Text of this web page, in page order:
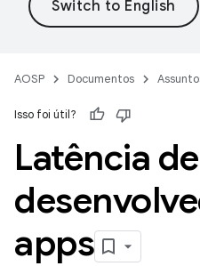
AOSP Documentos
Isso foi útil?
Latência
apps